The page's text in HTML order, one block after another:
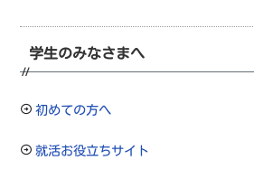
学生のみなさまへ
初めての方へ
就活お役立ちサイト